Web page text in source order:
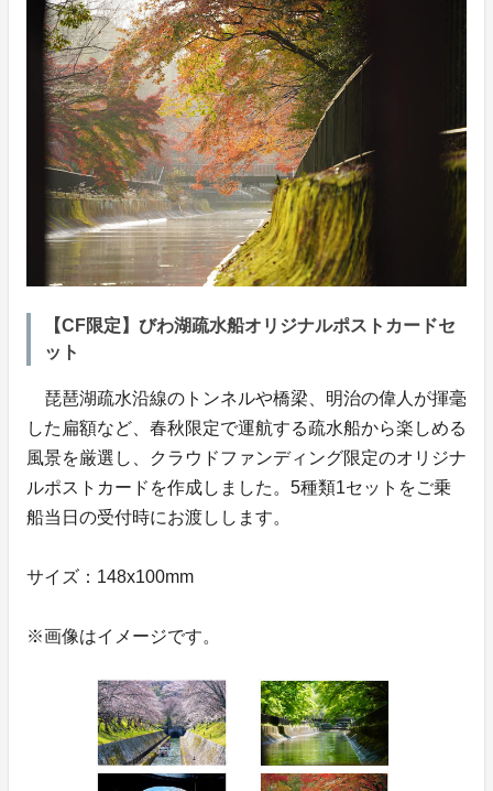
【CF限定】びわ湖疏水船オリジナルポストカードセ
ット
琵琶湖疏水沿線のトンネルや橋梁、明治の偉人が揮毫
した扁額など、春秋限定で運航する疏水船から楽しめる
風景を厳選し、クラウドファンディング限定のオリジナ
ルポストカードを作成しました。5種類1セットをご乗
船当日の受付時にお渡しします。
サイズ：148x100mm
※画像はイメージです。